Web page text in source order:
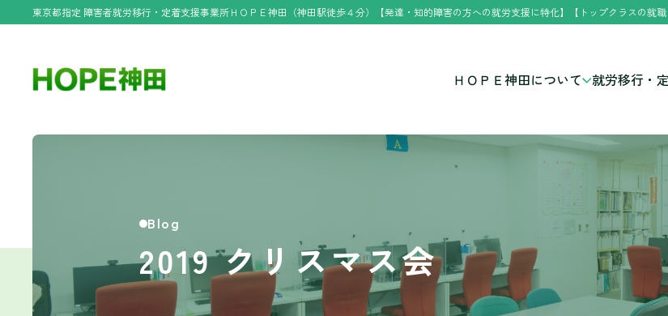
東京都指定 障害者就労移行・定着支援事業所ＨＯＰＥ神田（神田駅徒歩４分）【発達・知的障害の方への就労支援に特化】【トップクラスの就職
ＨＯＰＥ神田について 就労移行・
Blog
2019 クリスマス会